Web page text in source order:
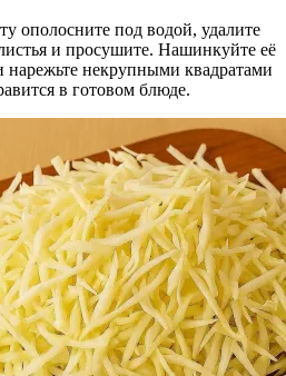
ополосните под водой, удалите
и просушите. Нашинкуйте её
нарежьте некрупными квадратами
в готовом блюде.